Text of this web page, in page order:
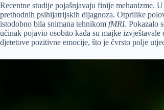
Recentne studije pojašnjavaju finije mehanizme.
prethodnih psihijatrijskih dijagnoza. Otprilike
istodobno bila snimana tehnikom fMRI. Pokazalo
učinak pojavio osobito kada su majke
djetetove pozitivne emocije, što je čvrsto polje